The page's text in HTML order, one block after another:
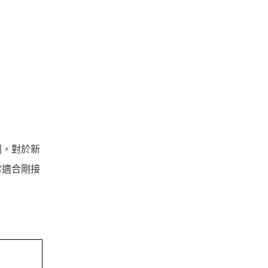
對於新
合剛接